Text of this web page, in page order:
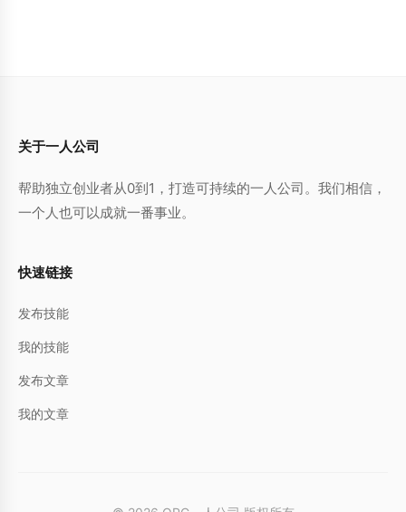
关于一人公司
帮助独立创业者从0到1，打造可持续的一人公司。我们相信，
一个人也可以成就一番事业。
快速链接
发布技能
我的技能
发布文章
我的文章